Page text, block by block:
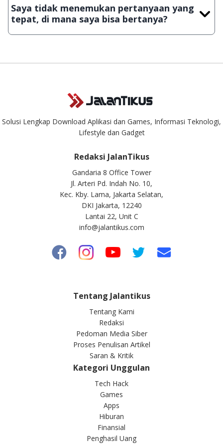
download secara manual, sehingga kuota sebesar ribuan
aplikasi & games tidak dapat tercapai dalam waktu yang
singkat.
Saya tidak menemukan pertanyaan yang
tepat, di mana saya bisa bertanya?
Kami dengan senang hati menjawab setiap pertanyaan yang
Solusi Lengkap Download Aplikasi dan Games, Informasi Teknologi,
Lifestyle dan Gadget
Redaksi JalanTikus
Gandaria 8 Office Tower
Jl. Arteri Pd. Indah No. 10,
Kec. Kby. Lama, Jakarta Selatan,
DKI Jakarta, 12240
Lantai 22, Unit C
info@jalantikus.com
Tentang Jalantikus
Tentang Kami
Redaksi
Pedoman Media Siber
Proses Penulisan Artikel
Saran & Kritik
Kategori Unggulan
Tech Hack
Games
Apps
Hiburan
Finansial
Penghasil Uang